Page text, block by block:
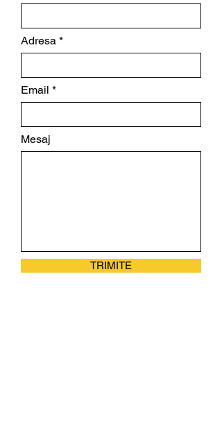
Adresa
Email
Mesaj
TRIMITE